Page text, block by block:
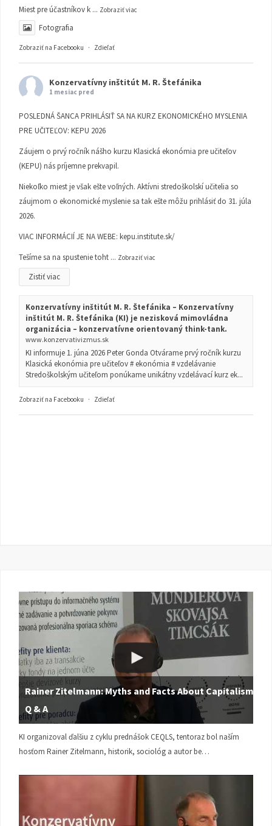
Miest pre účastníkov k ... Zobraziť viac
Fotografia
Zobraziť na Facebooku · Zdieľať
Konzervatívny inštitút M. R. Štefánika
1 mesiac pred
POSLEDNÁ ŠANCA PRIHLÁSIŤ SA NA KURZ EKONOMICKÉHO MYSLENIA
PRE UČITEĽOV: KEPU 2026
Záujem o prvý ročník nášho kurzu Klasická ekonómia pre učiteľov
(KEPU) nás príjemne prekvapil.
Niekoľko miest je však ešte voľných. Aktívni stredoškolskí učitelia so
záujmom o ekonomické myslenie sa tak ešte môžu prihlásiť do 31. júla
2026.
VIAC INFORMÁCIÍ JE NA WEBE: kepu.institute.sk/
Tešíme sa na spustenie toht ... Zobraziť viac
Zistiť viac
Konzervatívny inštitút M. R. Štefánika – Konzervatívny
inštitút M. R. Štefánika (KI) je nezisková mimovládna
organizácia – konzervatívne orientovaný think-tank.
www.konzervativizmus.sk
KI informuje 1. júna 2026 Peter Gonda Otvárame prvý ročník kurzu
Klasická ekonómia pre učiteľov # ekonómia # vzdelávanie
Stredoškolským učiteľom ponúkame unikátny vzdelávací kurz ek...
Zobraziť na Facebooku · Zdieľať
Rainer Zitelmann: Myths and Facts About Capitalism |
Q & A
KI organizoval ďalšiu z cyklu prednášok CEQLS, tentoraz bol naším
hosťom Rainer Zitelmann, historik, sociológ a autor be…